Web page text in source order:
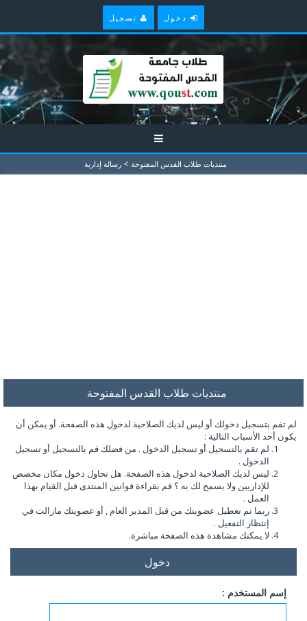
دخول تسجيل
منتديات طلاب القدس المفتوحة > رسالة إدارية
منتديات طلاب القدس المفتوحة
لم تقم بتسجيل دخولك أو ليس لديك الصلاحية لدخول هذه الصفحة. أو يمكن أن
يكون أحد الأسباب التالية :
لم تقم بالتسجيل أو تسجيل الدخول . من فضلك قم بالتسجيل أو تسجيل
الدخول .
ليس لديك الصلاحية لدخول هذه الصفحة. هل تحاول دخول مكان مخصص
للإداريين ولا يسمح لك به ؟ قم بقراءة قوانين المنتدى قبل القيام بهذا
العمل .
ربما تم تعطيل عضويتك من قبل المدير العام , أو عضويتك مازالت في
إنتظار التفعيل .
لا يمكنك مشاهدة هذه الصفحة مباشرة.
دخول
إسم المستخدم :